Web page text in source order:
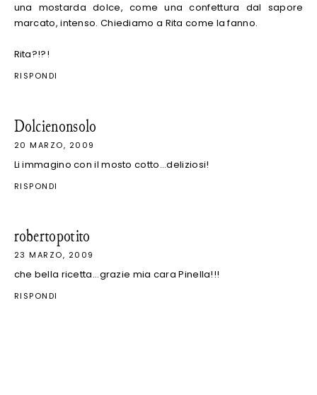
una mostarda dolce, come una confettura dal sapore
marcato, intenso. Chiediamo a Rita come la fanno.
Rita?!?!
RISPONDI
Dolcienonsolo
20 MARZO, 2009
Li immagino con il mosto cotto...deliziosi!
RISPONDI
robertopotito
23 MARZO, 2009
che bella ricetta...grazie mia cara Pinella!!!
RISPONDI